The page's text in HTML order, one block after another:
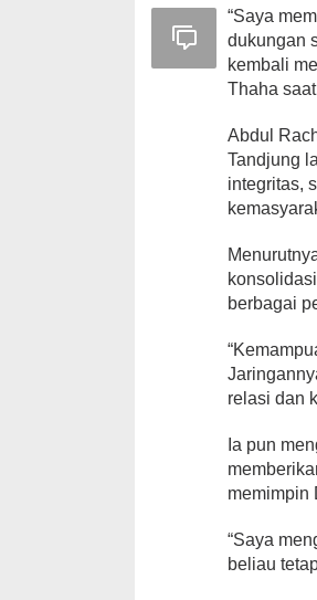
“Saya
dukungan
kembali
Thaha
Abdul
Tandjung
integritas,
berbagai
relasi dan
Ia pun
memimpin
“Saya
beliau